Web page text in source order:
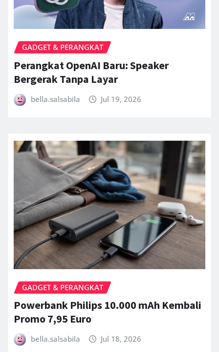
GADGET & PERANGKAT
Perangkat OpenAI Baru: Speaker
Bergerak Tanpa Layar
bella.salsabila Jul 19, 2026
GADGET & PERANGKAT
Powerbank Philips 10.000 mAh Kembali
Promo 7,95 Euro
bella.salsabila Jul 18, 2026